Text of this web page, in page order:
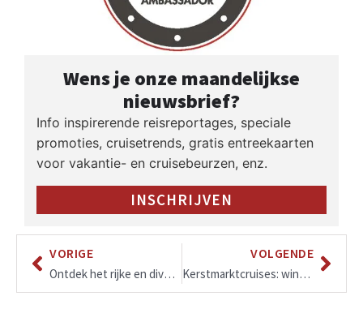
Wens je onze maandelijkse
nieuwsbrief?
Info inspirerende reisreportages, speciale
promoties, cruisetrends, gratis entreekaarten
voor vakantie- en cruisebeurzen, enz.
INSCHRIJVEN
VORIGE
Ontdek het rijke en diverse kleurenpalet van Voyage-collectie 2026-2027
VOLGENDE
Kerstmarktcruises: winterse breaks op de Rijn!